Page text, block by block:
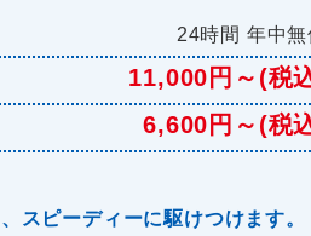
24時間 年中無
11,000円～(税
6,600円～(税
スピーディーに駆けつけます。